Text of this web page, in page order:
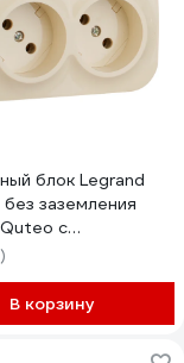
блок Legrand
заземления
с
250В винтовые
монтаж
В корзину